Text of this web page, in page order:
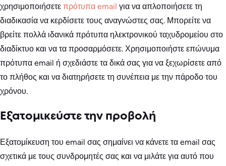
χρησιμοποιήσετε πρότυπα email για να απλοποιήσετε τη
διαδικασία να κερδίσετε τους αναγνώστες σας. Μπορείτε να
βρείτε πολλά ιδανικά πρότυπα ηλεκτρονικού ταχυδρομείου στο
διαδίκτυο και να τα προσαρμόσετε. Χρησιμοποιήστε επώνυμα
πρότυπα email ή σχεδιάστε τα δικά σας για να ξεχωρίσετε από
το πλήθος και να διατηρήσετε τη συνέπεια με την πάροδο του
χρόνου.
Εξατομικεύστε την προβολή
Εξατομίκευση του email σας σημαίνει να κάνετε τα email σας
σχετικά με τους συνδρομητές σας και να μιλάτε για αυτό που